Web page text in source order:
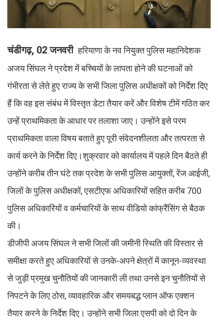
चंडीगढ़, 02 जनवरी हरियाणा के नव नियुक्त पुलिस महानिदेशक
अजय सिंघल ने प्रदेश में बच्चियों के लापता होने की घटनाओं को
गंभीरता से लेते हुए राज्य के सभी जिला पुलिस अधीक्षकों को निर्देश दिए
हैं कि वह इस संबंध में विस्तृत डेटा तैयार करें और विशेष टीमें गठित कर
उन्हें प्राथमिकता के आधार पर तलाशा जाए। उन्होंने इसे परम
प्राथमिकता वाला विषय बताते हुए पूरी संवेदनशीलता और तत्परता से
कार्य करने के निर्देश दिए।शुक्रवार को कार्यालय में पहले दिन बैठते ही
उन्होंने करीब तीन घंटे तक प्रदेश के सभी पुलिस आयुक्तों, रेंज आईजी,
जिलों के पुलिस अधीक्षकों, एसटीएफ अधिकारियों सहित करीब 700
पुलिस अधिकारियों व कर्मचारियों के साथ वीडियो कांफ्रैंसिंग से बैठक
की।
डीजीपी अजय सिंघल ने सभी जिलों की जमीनी स्थिति की विस्तार से
समीक्षा करते हुए अधिकारियों से उनके-अपने क्षेत्रों में कानून-व्यवस्था
से जुड़ी प्रमुख चुनौतियों की जानकारी ली तथा उनसे इन चुनौतियों से
निपटने के लिए ठोस, व्यावहारिक और समयबद्ध प्लान ऑफ एक्शन
तैयार करने के निर्देश दिए। उन्होंने सभी जिला एसपी को दो दिन के